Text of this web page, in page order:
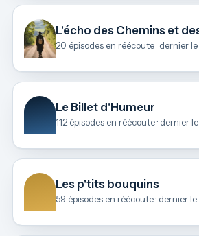
L'écho des Chemins et
20 épisodes en réécoute · dernier le
Le Billet d'Humeur
112 épisodes en réécoute · dernier
Les p'tits bouquins
59 épisodes en réécoute · dernier le